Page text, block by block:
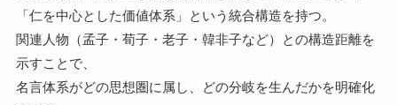
「仁を中心とした価値体系」という統合構造を持つ。
関連人物（孟子・荀子・老子・韓非子など）との構造距離を
示すことで、
名言体系がどの思想圏に属し、どの分岐を生んだかを明確化